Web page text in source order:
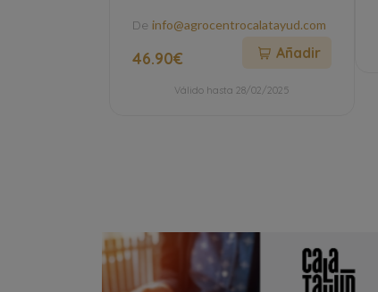
De info@agrocentrocalatayud.com
46.90€ Añadir
Válido hasta 28/02/2025